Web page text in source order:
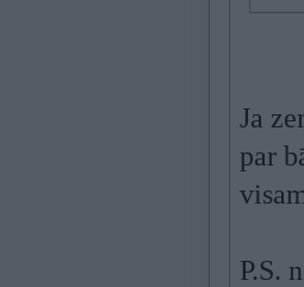
Ja
par
P.S.